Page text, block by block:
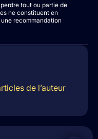
tout ou partie de
ne constituent en
recommandation
de l’auteur